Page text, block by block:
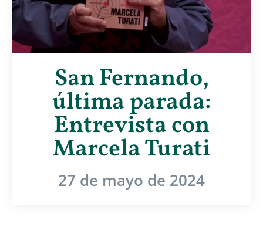
San Fernando,
última parada:
Entrevista con
Marcela Turati
27 de mayo de 2024